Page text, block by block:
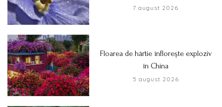
7 august 2026
Floarea de hârtie înflorește exploziv
în China
5 august 2026